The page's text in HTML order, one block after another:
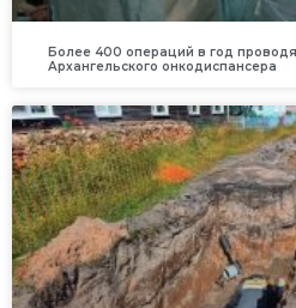
Более 400 операций в год
Архангельского онкодиспансера